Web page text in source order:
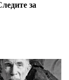
за